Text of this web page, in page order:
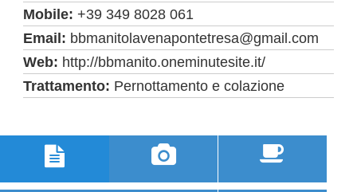
Mobile:+39 349 8028 061
Email: bbmanitolavenapontetresa@gmail.com
Web: http://bbmanito.oneminutesite.it/
Trattamento: Pernottamento e colazione
  